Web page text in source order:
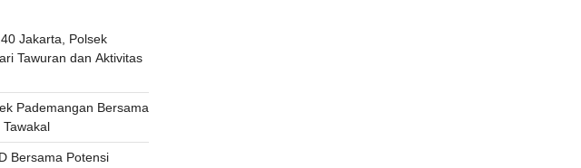
Jakarta, Polsek
Tawuran dan Aktivitas
Pademangan Bersama
Bersama Potensi